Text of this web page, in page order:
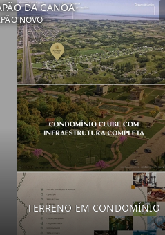
DA CANOA
NOVO
TERRENO EM CONDOMÍNIO